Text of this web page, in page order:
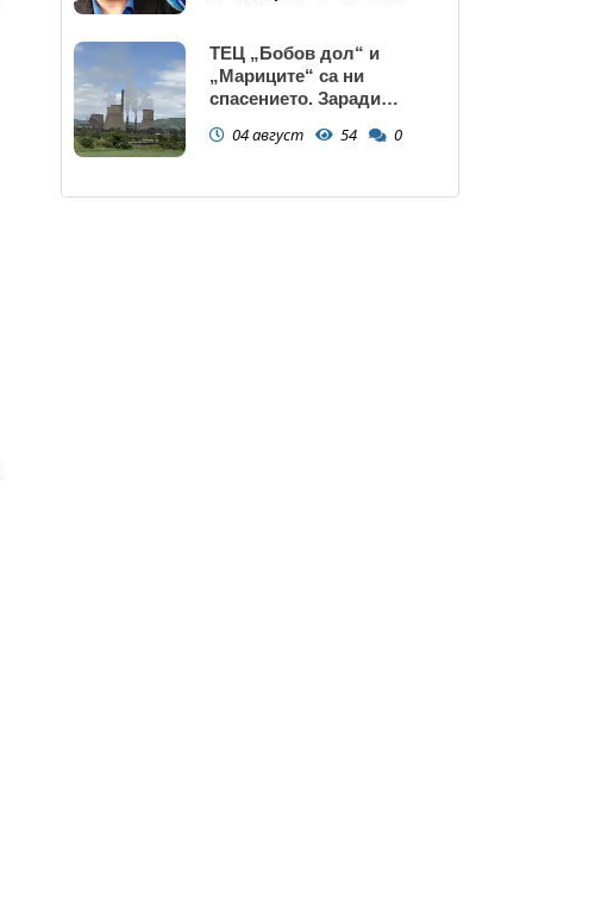
ТЕЦ „Бобов дол“ и
„Мариците“ са ни
спасението. Заради
Козлодуй може да спре
04 август 54 0